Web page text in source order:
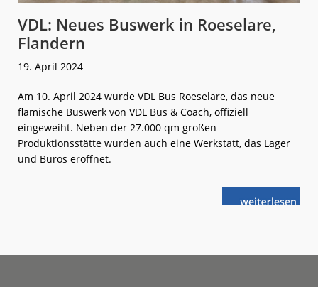
VDL: Neues Buswerk in Roeselare,
Flandern
19. April 2024
Am 10. April 2024 wurde VDL Bus Roeselare, das neue
flämische Buswerk von VDL Bus & Coach, offiziell
eingeweiht. Neben der 27.000 qm großen
Produktionsstätte wurden auch eine Werkstatt, das Lager
und Büros eröffnet.
weiterlese
nVDL: